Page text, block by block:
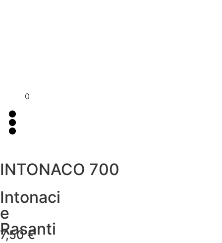
0
INTONACO 700
Intonaci
e
Rasanti
7,50€